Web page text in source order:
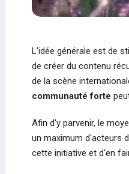
L'idée générale est de
de créer du contenu
de la scène
communauté forte
Afin d'y parvenir, le
un maximum d'acteurs
cette initiative et d'en